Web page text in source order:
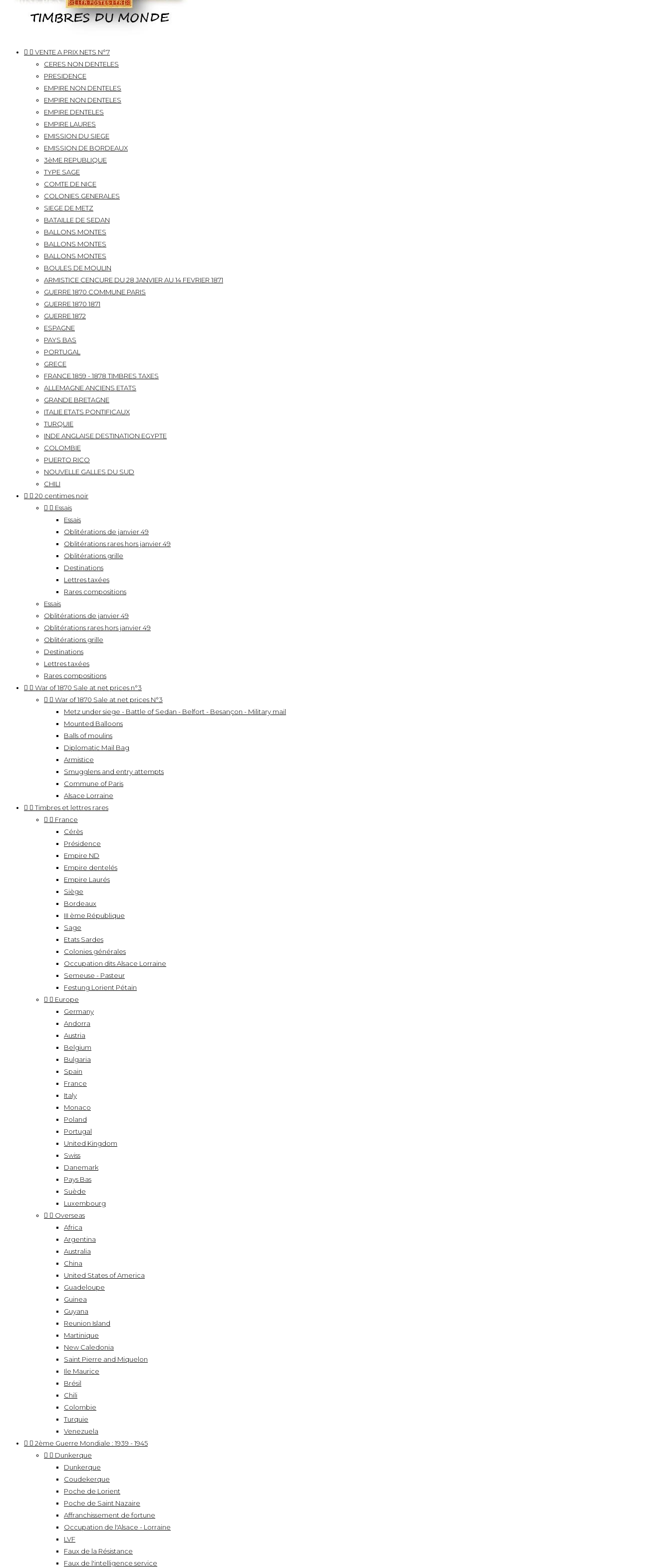
  VENTE A PRIX NETS N°7
CERES NON DENTELES
PRESIDENCE
EMPIRE NON DENTELES
EMPIRE NON DENTELES
EMPIRE DENTELES
EMPIRE LAURES
EMISSION DU SIEGE
EMISSION DE BORDEAUX
3èME REPUBLIQUE
TYPE SAGE
COMTE DE NICE
COLONIES GENERALES
SIEGE DE METZ
BATAILLE DE SEDAN
BALLONS MONTES
BALLONS MONTES
BALLONS MONTES
BOULES DE MOULIN
ARMISTICE CENCURE DU 28 JANVIER AU 14 FEVRIER 1871
GUERRE 1870 COMMUNE PARIS
GUERRE 1870 1871
GUERRE 1872
ESPAGNE
PAYS BAS
PORTUGAL
GRECE
FRANCE 1859 - 1878 TIMBRES TAXES
ALLEMAGNE ANCIENS ETATS
GRANDE BRETAGNE
ITALIE ETATS PONTIFICAUX
TURQUIE
INDE ANGLAISE DESTINATION EGYPTE
COLOMBIE
PUERTO RICO
NOUVELLE GALLES DU SUD
CHILI
  20 centimes noir
  Essais
Essais
Oblitérations de janvier 49
Oblitérations rares hors janvier 49
Oblitérations grille
Destinations
Lettres taxées
Rares compositions
Essais
Oblitérations de janvier 49
Oblitérations rares hors janvier 49
Oblitérations grille
Destinations
Lettres taxées
Rares compositions
  War of 1870 Sale at net prices n°3
  War of 1870 Sale at net prices N°3
Metz under siege - Battle of Sedan - Belfort - Besançon - Military mail
Mounted Balloons
Balls of moulins
Diplomatic Mail Bag
Armistice
Smugglens and entry attempts
Commune of Paris
Alsace Lorraine
  Timbres et lettres rares
  France
Cérès
Présidence
Empire ND
Empire dentelés
Empire Laurés
Siège
Bordeaux
III ème République
Sage
Etats Sardes
Colonies générales
Occupation dits Alsace Lorraine
Semeuse - Pasteur
Festung Lorient Pétain
  Europe
Germany
Andorra
Austria
Belgium
Bulgaria
Spain
France
Italy
Monaco
Poland
Portugal
United Kingdom
Swiss
Danemark
Pays Bas
Suède
Luxembourg
  Overseas
Africa
Argentina
Australia
China
United States of America
Guadeloupe
Guinea
Guyana
Reunion Island
Martinique
New Caledonia
Saint Pierre and Miquelon
Ile Maurice
Brésil
Chili
Colombie
Turquie
Venezuela
  2ème Guerre Mondiale : 1939 - 1945
  Dunkerque
Dunkerque
Coudekerque
Poche de Lorient
Poche de Saint Nazaire
Affranchissement de fortune
Occupation de l'Alsace - Lorraine
LVF
Faux de la Résistance
Faux de l'intelligence service